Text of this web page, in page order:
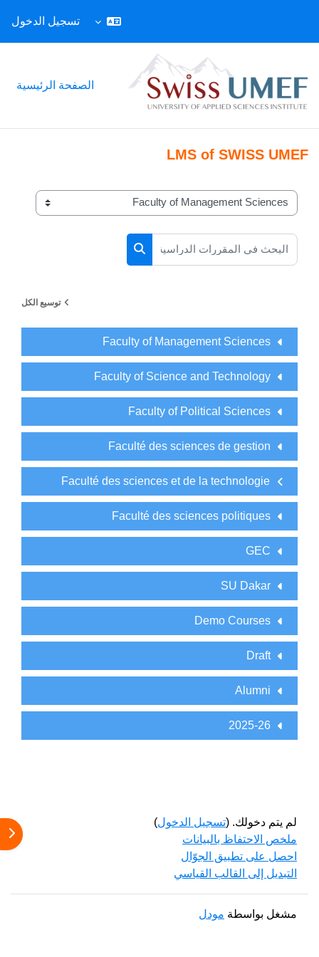
تسجيل الدخول
الصفحة الرئيسية
LMS of SWISS UMEF
تصنيفات المقررات
البحث في المقررات الدراسية
البحث في المقررات الدراسية
توسيع الكل
Faculty of Management Sciences
Faculty of Science and Technology
Faculty of Political Sciences
Faculté des sciences de gestion
Faculté des sciences et de la technologie
Faculté des sciences politiques
GEC
SU Dakar
Demo Courses
Draft
Alumni
2025-26
لم يتم دخولك. (تسجيل الدخول)
ملخص الاحتفاظ بالبيانات
احصل على تطبيق الجوّال
التبديل إلى القالب القياسي
مشغل بواسطة مودل